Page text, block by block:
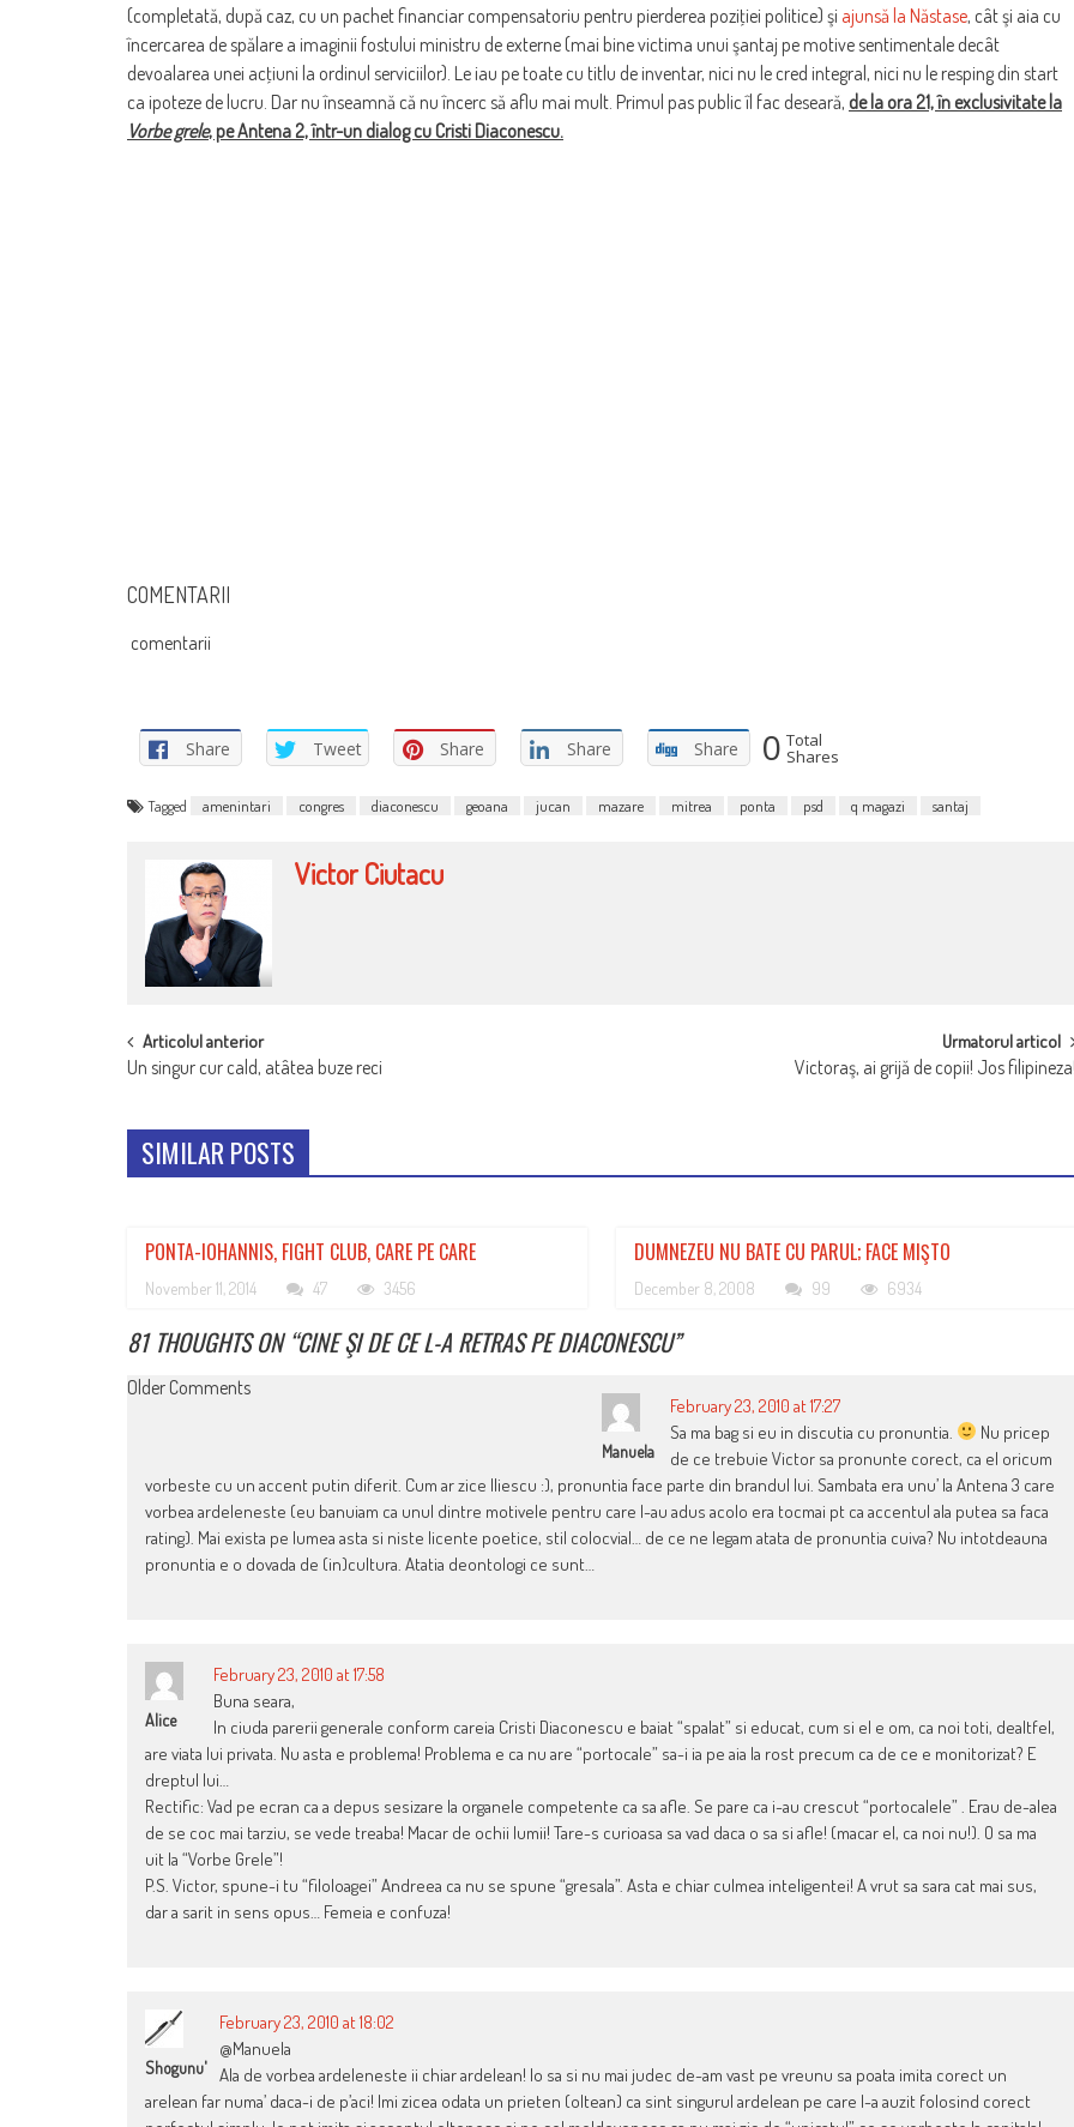
(completată, după caz, cu un pachet financiar compensatoriu pentru pierderea poziţiei politice) şi ajunsă la Năstase, cât şi aia cu
încercarea de spălare a imaginii fostului ministru de externe (mai bine victima unui şantaj pe motive sentimentale decât
devoalarea unei acţiuni la ordinul serviciilor). Le iau pe toate cu titlu de inventar, nici nu le cred integral, nici nu le resping din start
ca ipoteze de lucru. Dar nu înseamnă că nu încerc să aflu mai mult. Primul pas public îl fac deseară, de la ora 21, în exclusivitate la
Vorbe grele, pe Antena 2, într-un dialog cu Cristi Diaconescu.
COMENTARII
comentarii
Share Tweet Share Share Share 0 Total
Shares
Tagged amenintari congres diaconescu geoana jucan mazare mitrea ponta psd q magazi santaj
Victor Ciutacu
POST
NAVIGATION
Articolul anterior
Un singur cur cald, atâtea buze reci
Urmatorul articol
Victoraş, ai grijă de copii! Jos
SIMILAR POSTS
PONTA-IOHANNIS, FIGHT CLUB, CARE PE CARE
November 11, 2014 47 3456
DUMNEZEU NU BATE CU PARUL; FACE MIŞTO
December 8, 2008 99 6934
81 THOUGHTS ON “CINE ŞI DE CE L-A RETRAS PE DIACONESCU”
COMMENT
Older Comments
Manuela
February 23, 2010 at 17:27
Sa ma bag si eu in discutia cu pronuntia.
Nu pricep
de ce trebuie Victor sa pronunte corect, ca el oricum
vorbeste cu un accent putin diferit. Cum ar zice Iliescu :), pronuntia face parte din brandul lui. Sambata era unu’ la Antena 3 care
vorbea ardeleneste (eu banuiam ca unul dintre motivele pentru care l-au adus acolo era tocmai pt ca accentul ala putea sa faca
rating). Mai exista pe lumea asta si niste licente poetice, stil colocvial… de ce ne legam atata de pronuntia cuiva? Nu intotdeauna
pronuntia e o dovada de (in)cultura. Atatia deontologi ce sunt…
Alice
February 23, 2010 at 17:58
Buna seara,
In ciuda parerii generale conform careia Cristi Diaconescu e baiat “spalat” si educat, cum si el e om, ca noi toti, dealtfel,
are viata lui privata. Nu asta e problema! Problema e ca nu are “portocale” sa-i ia pe aia la rost precum ca de ce e monitorizat? E
dreptul lui…
Rectific: Vad pe ecran ca a depus sesizare la organele competente ca sa afle. Se pare ca i-au crescut “portocalele” . Erau de-alea
de se coc mai tarziu, se vede treaba! Macar de ochii lumii! Tare-s curioasa sa vad daca o sa si afle! (macar el, ca noi nu!). O sa ma
uit la “Vorbe Grele”!
P.S. Victor, spune-i tu “filoloagei” Andreea ca nu se spune “gresala”. Asta e chiar culmea inteligentei! A vrut sa sara cat mai sus,
dar a sarit in sens opus… Femeia e confuza!
Shogunu'
February 23, 2010 at 18:02
@Manuela
Ala de vorbea ardeleneste ii chiar ardelean! Io sa si nu mai judec de-am vast pe vreunu sa poata imita corect un
arelean far numa’ daca-i de p’aci! Imi zicea odata un prieten (oltean) ca sint singurul ardelean pe care l-a auzit folosind corect